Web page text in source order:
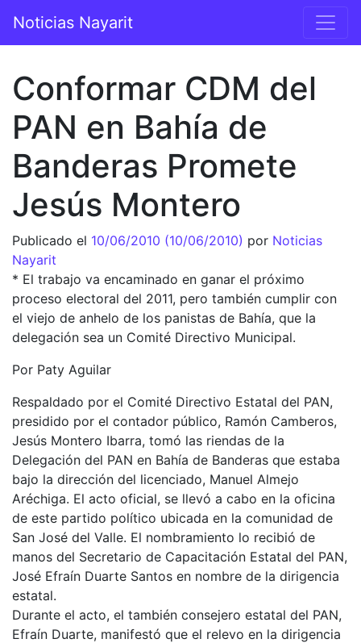
Navegación principal
Noticias Nayarit
Conformar CDM del
PAN en Bahía de
Banderas Promete
Jesús Montero
Publicado el 10/06/2010 (10/06/2010) por Noticias
Nayarit
* El trabajo va encaminado en ganar el próximo
proceso electoral del 2011, pero también cumplir con
el viejo de anhelo de los panistas de Bahía, que la
delegación sea un Comité Directivo Municipal.
Por Paty Aguilar
Respaldado por el Comité Directivo Estatal del PAN,
presidido por el contador público, Ramón Camberos,
Jesús Montero Ibarra, tomó las riendas de la
Delegación del PAN en Bahía de Banderas que estaba
bajo la dirección del licenciado, Manuel Almejo
Aréchiga. El acto oficial, se llevó a cabo en la oficina
de este partido político ubicada en la comunidad de
San José del Valle. El nombramiento lo recibió de
manos del Secretario de Capacitación Estatal del PAN,
José Efraín Duarte Santos en nombre de la dirigencia
estatal.
Durante el acto, el también consejero estatal del PAN,
Efraín Duarte, manifestó que el relevo en la dirigencia